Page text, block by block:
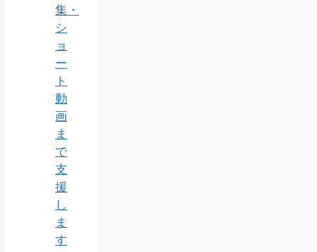
集・
シ
ョ
ー
ト
動
画
ま
で
支
援
し
ま
す